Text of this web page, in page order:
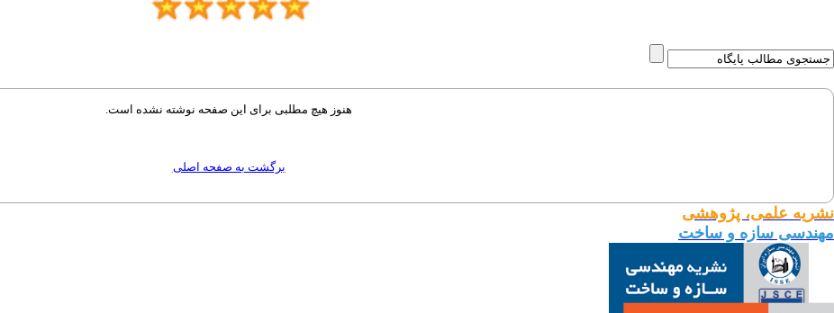
هنوز هیچ مطلبی برای این صفحه نوشته نشده است.
برگشت به صفحه اصلی
نشریه علمی، پژوهشی
مهندسی سازه و ساخت